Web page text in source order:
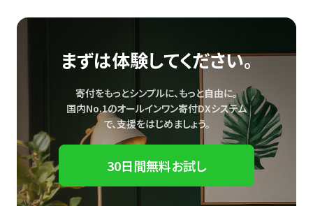
まずは体験してください。
寄付をもっとシンプルに、もっと自由に。
国内No.1のオールインワン寄付DXシステム
で、支援をはじめましょう。
30日間無料お試し